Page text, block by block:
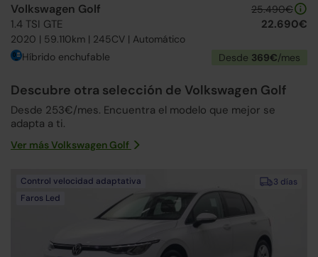
Volkswagen Golf
1.4 TSI GTE
2020 | 59.110km | 245CV | Automático
25.490€
22.690€
Híbrido enchufable Desde 369€/mes
Descubre otra selección de Volkswagen Golf
Desde 253€/mes. Encuentra el modelo que mejor se
adapta a ti.
Ver más Volkswagen Golf
3 días
Control velocidad adaptativa
Faros Led